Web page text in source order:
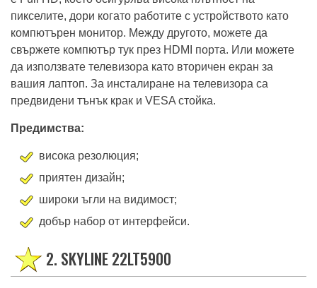
е Full HD, което осигурява висока плътност на
пикселите, дори когато работите с устройството като
компютърен монитор. Между другото, можете да
свържете компютър тук през HDMI порта. Или можете
да използвате телевизора като вторичен екран за
вашия лаптоп. За инсталиране на телевизора са
висока резолюция;
приятен дизайн;
широки ъгли на видимост;
2. SKYLINE 22LT5900